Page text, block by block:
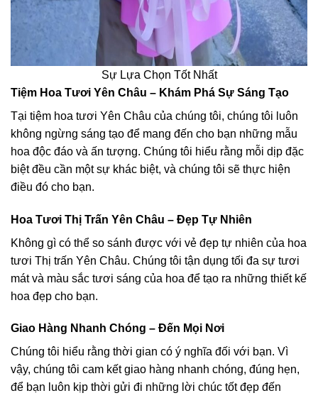
Sự Lựa Chọn Tốt Nhất
Tiệm Hoa Tươi Yên Châu – Khám Phá Sự Sáng Tạo
Tại tiệm hoa tươi Yên Châu của chúng tôi, chúng tôi luôn
không ngừng sáng tạo để mang đến cho bạn những mẫu
hoa độc đáo và ấn tượng. Chúng tôi hiểu rằng mỗi dịp đặc
biệt đều cần một sự khác biệt, và chúng tôi sẽ thực hiện
điều đó cho bạn.
Hoa Tươi Thị Trấn Yên Châu – Đẹp Tự Nhiên
Không gì có thể so sánh được với vẻ đẹp tự nhiên của hoa
tươi Thị trấn Yên Châu. Chúng tôi tận dụng tối đa sự tươi
mát và màu sắc tươi sáng của hoa để tạo ra những thiết kế
hoa đẹp cho bạn.
Giao Hàng Nhanh Chóng – Đến Mọi Nơi
Chúng tôi hiểu rằng thời gian có ý nghĩa đối với bạn. Vì
vậy, chúng tôi cam kết giao hàng nhanh chóng, đúng hẹn,
để bạn luôn kịp thời gửi đi những lời chúc tốt đẹp đến